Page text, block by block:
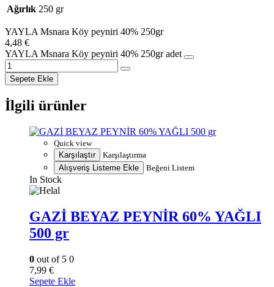
Ağırlık 250 gr
YAYLA Msnara Köy peyniri 40% 250gr
4,48 €
YAYLA Msnara Köy peyniri 40% 250gr adet
Sepete Ekle
İlgili ürünler
Quick view
Karşılaştır
Karşılaştırma
Alışveriş Listeme Ekle
Beğeni Listem
In Stock
GAZİ BEYAZ PEYNİR 60% YAĞLI
500 gr
0 out of 5 0
7,99 €
Sepete Ekle